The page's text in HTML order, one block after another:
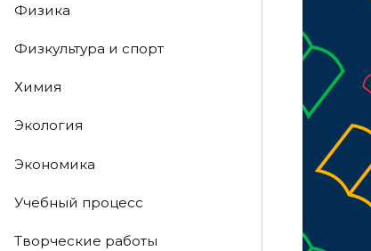
Физика
Физкультура и спорт
Химия
Экология
Экономика
Учебный процесс
Творческие работы